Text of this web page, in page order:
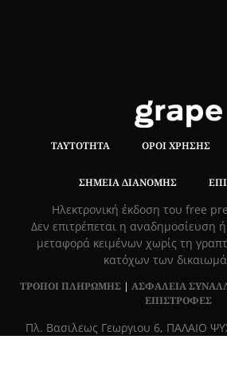
ΤΑΥΤΌΤΗΤΑ ΌΡΟΙ ΧΡΉΣΗΣ
ΣΗΜΕΊΑ ΔΙΑΝΟΜΉΣ
Hλεκτρονική έκδοση του free
Δεν επιτρέπεται η αναδημοσίευση
μεταφορά κειμένων χωρίς τη
κατόχων των
ΤΡΟΠΟΙ ΠΛΗΡΩΜΗΣ | ΑΣΦΑΛΕΙΑ
ΕΠΙΣΤΡΟΦΕΣ
Πλ. Βασιλεως Γεωργιου 6, ΠΑΛΑΙΟ